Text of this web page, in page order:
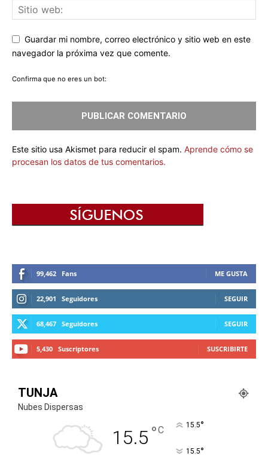
Guardar mi nombre, correo electrónico y sitio web en este
navegador la próxima vez que comente.
Confirma que no eres un bot:
Este sitio usa Akismet para reducir el spam. Aprende cómo se
procesan los datos de tus comentarios.
99,462 Fans ME GUSTA
22,901 Seguidores SEGUIR
68,467 Seguidores SEGUIR
5,430 Suscriptores SUSCRIBIRTE
TUNJA
Nubes Dispersas
15.5 °C 15.5°
15.5°